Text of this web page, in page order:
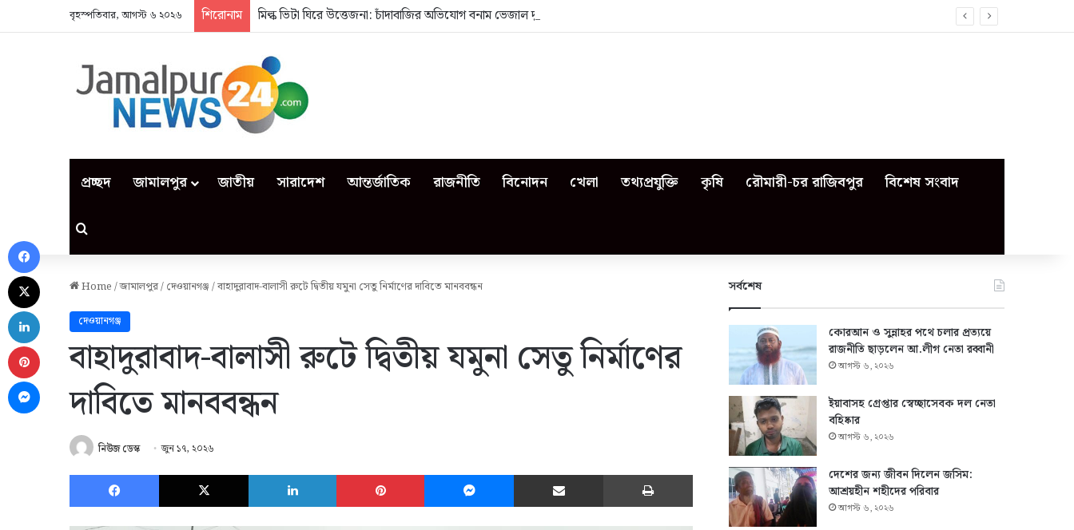
বৃহস্পতিবার, আগস্ট ৬ ২০২৬ শিরোনাম মিল্ক ভিটা ঘিরে উত্তেজনা: চাঁদাবাজির অভিযোগ বনাম ভেজাল দুধের জিডি
প্রচ্ছদ জামালপুর জাতীয় সারাদেশ আন্তর্জাতিক রাজনীতি বিনোদন খেলা তথ্যপ্রযুক্তি কৃষি রৌমারী-চর রাজিবপুর বিশেষ সংবাদ
Search for
Home/জামালপুর/দেওয়ানগঞ্জ/বাহাদুরাবাদ-বালাসী রুটে দ্বিতীয় যমুনা সেতু নির্মাণের দাবিতে মানববন্ধন
দেওয়ানগঞ্জ
বাহাদুরাবাদ-বালাসী রুটে দ্বিতীয় যমুনা সেতু নির্মাণের
দাবিতে মানববন্ধন
নিউজ ডেস্ক জুন ১৭, ২০২৬
Facebook X LinkedIn Pinterest Messenger Share via Email Print
সর্বশেষ
কোরআন ও সুন্নাহর পথে চলার প্রত্যয়ে
রাজনীতি ছাড়লেন আ.লীগ নেতা রব্বানী
আগস্ট ৬, ২০২৬
ইয়াবাসহ গ্রেপ্তার স্বেচ্ছাসেবক দল নেতা
বহিষ্কার
আগস্ট ৬, ২০২৬
দেশের জন্য জীবন দিলেন জসিম:
আশ্রয়হীন শহীদের পরিবার
আগস্ট ৬, ২০২৬
Facebook
LinkedIn
Pinterest